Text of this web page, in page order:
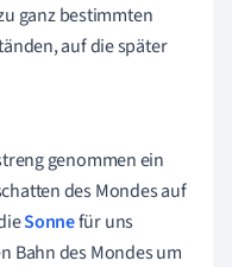
ganz bestimmten
auf die später
genommen ein
des Mondes auf
Sonnefür uns
Bahn des Mondes um